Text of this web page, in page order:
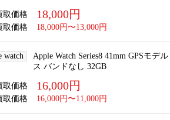
取価格 18,000円
取価格 18,000円〜13,000円
watch
Apple Watch Series8 41mm GPSモデ
ス バンドなし 32GB
取価格 16,000円
取価格 16,000円〜11,000円